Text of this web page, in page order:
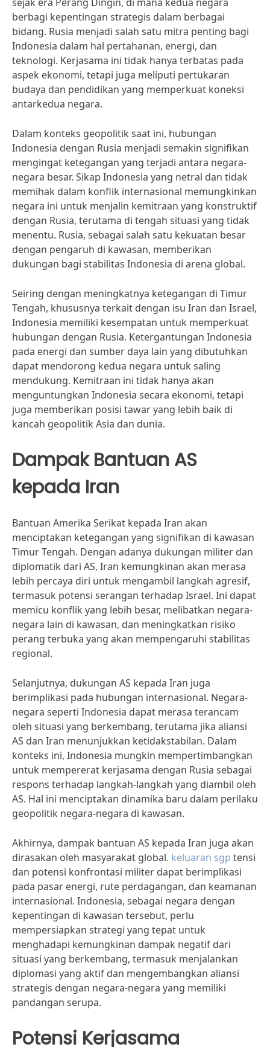
berbagi kepentingan strategis dalam berbagai
bidang. Rusia menjadi salah satu mitra penting bagi
Indonesia dalam hal pertahanan, energi, dan
teknologi. Kerjasama ini tidak hanya terbatas pada
aspek ekonomi, tetapi juga meliputi pertukaran
budaya dan pendidikan yang memperkuat koneksi
antarkedua negara.
Dalam konteks geopolitik saat ini, hubungan
Indonesia dengan Rusia menjadi semakin signifikan
mengingat ketegangan yang terjadi antara negara-
negara besar. Sikap Indonesia yang netral dan tidak
memihak dalam konflik internasional memungkinkan
negara ini untuk menjalin kemitraan yang konstruktif
dengan Rusia, terutama di tengah situasi yang tidak
menentu. Rusia, sebagai salah satu kekuatan besar
dengan pengaruh di kawasan, memberikan
dukungan bagi stabilitas Indonesia di arena global.
Seiring dengan meningkatnya ketegangan di Timur
Tengah, khususnya terkait dengan isu Iran dan Israel,
Indonesia memiliki kesempatan untuk memperkuat
hubungan dengan Rusia. Ketergantungan Indonesia
pada energi dan sumber daya lain yang dibutuhkan
dapat mendorong kedua negara untuk saling
mendukung. Kemitraan ini tidak hanya akan
menguntungkan Indonesia secara ekonomi, tetapi
juga memberikan posisi tawar yang lebih baik di
kancah geopolitik Asia dan dunia.
Dampak Bantuan AS
kepada Iran
Bantuan Amerika Serikat kepada Iran akan
menciptakan ketegangan yang signifikan di kawasan
Timur Tengah. Dengan adanya dukungan militer dan
diplomatik dari AS, Iran kemungkinan akan merasa
lebih percaya diri untuk mengambil langkah agresif,
termasuk potensi serangan terhadap Israel. Ini dapat
memicu konflik yang lebih besar, melibatkan negara-
negara lain di kawasan, dan meningkatkan risiko
perang terbuka yang akan mempengaruhi stabilitas
regional.
Selanjutnya, dukungan AS kepada Iran juga
berimplikasi pada hubungan internasional. Negara-
negara seperti Indonesia dapat merasa terancam
oleh situasi yang berkembang, terutama jika aliansi
AS dan Iran menunjukkan ketidakstabilan. Dalam
konteks ini, Indonesia mungkin mempertimbangkan
untuk mempererat kerjasama dengan Rusia sebagai
respons terhadap langkah-langkah yang diambil oleh
AS. Hal ini menciptakan dinamika baru dalam perilaku
geopolitik negara-negara di kawasan.
Akhirnya, dampak bantuan AS kepada Iran juga akan
dirasakan oleh masyarakat global. keluaran sgp tensi
dan potensi konfrontasi militer dapat berimplikasi
pada pasar energi, rute perdagangan, dan keamanan
internasional. Indonesia, sebagai negara dengan
kepentingan di kawasan tersebut, perlu
mempersiapkan strategi yang tepat untuk
menghadapi kemungkinan dampak negatif dari
situasi yang berkembang, termasuk menjalankan
diplomasi yang aktif dan mengembangkan aliansi
strategis dengan negara-negara yang memiliki
pandangan serupa.
Potensi Kerjasama